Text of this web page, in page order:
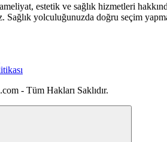
estetik ve sağlık hizmetleri
yolculuğunuzda doğru seçim
- Tüm Hakları Saklıdır.